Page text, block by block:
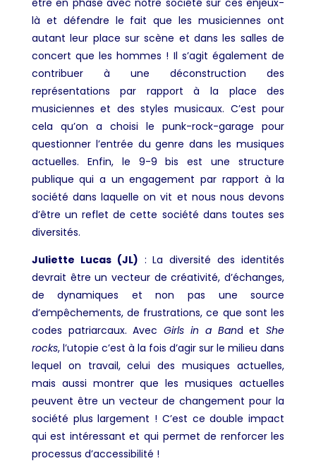
là et défendre le fait que les musiciennes ont
autant leur place sur scène et dans les salles de
concert que les hommes ! Il s’agit également de
contribuer à une déconstruction des
représentations par rapport à la place des
musiciennes et des styles musicaux. C’est pour
cela qu’on a choisi le punk-rock-garage pour
questionner l’entrée du genre dans les musiques
actuelles. Enfin, le 9-9 bis est une structure
publique qui a un engagement par rapport à la
société dans laquelle on vit et nous nous devons
d’être un reflet de cette société dans toutes ses
diversités.
Juliette Lucas (JL) : La diversité des identités
devrait être un vecteur de créativité, d’échanges,
de dynamiques et non pas une source
d’empêchements, de frustrations, ce que sont les
codes patriarcaux. AvecGirls in a Band etShe
rocks, l’utopie c’est à la fois d’agir sur le milieu dans
lequel on travail, celui des musiques actuelles,
mais aussi montrer que les musiques actuelles
peuvent être un vecteur de changement pour la
société plus largement ! C’est ce double impact
qui est intéressant et qui permet de renforcer les
processus d’accessibilité !